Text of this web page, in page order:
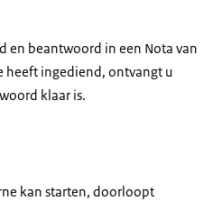
en beantwoord in een Nota van
heeft ingediend, ontvangt u
klaar is.
kan starten, doorloopt